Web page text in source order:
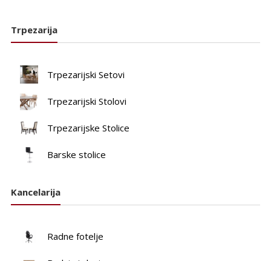
Trpezarija
Trpezarijski Setovi
Trpezarijski Stolovi
Trpezarijske Stolice
Barske stolice
Kancelarija
Radne fotelje